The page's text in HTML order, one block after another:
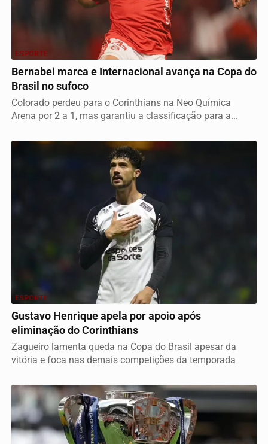
ESPORTE
Bernabei marca e Internacional avança na Copa do
Brasil no sufoco
Colorado perdeu para o Corinthians na Neo Química
Arena por 2 a 1, mas garantiu a classificação para a...
ESPORTE
Gustavo Henrique apela por apoio após
eliminação do Corinthians
Zagueiro lamenta queda na Copa do Brasil apesar da
vitória e foca nas demais competições da temporada